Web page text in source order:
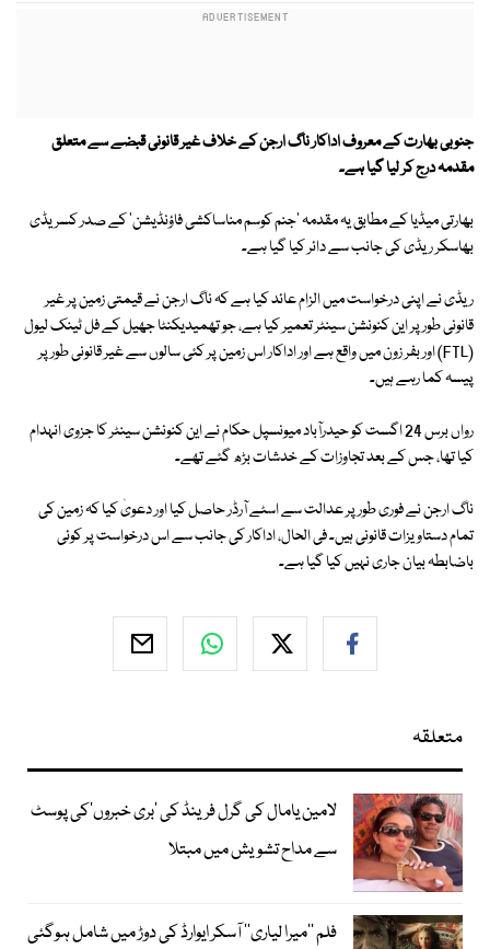
جنوبی بھارت کے معروف اداکار ناگ ارجن کے خلاف غیر قانونی قبضے سے متعلق
مقدمہ درج کر لیا گیا ہے۔
بھارتی میڈیا کے مطابق یہ مقدمہ 'جنم کوسم مناساکشی فاؤنڈیشن' کے صدر کسریڈی
بھاسکر ریڈی کی جانب سے دائر کیا گیا ہے۔
ریڈی نے اپنی درخواست میں الزام عائد کیا ہے کہ ناگ ارجن نے قیمتی زمین پر غیر
قانونی طور پر این کنونشن سینٹر تعمیر کیا ہے، جو تھمیدیکنٹا جھیل کے فل ٹینک لیول
(FTL) اور بفر زون میں واقع ہے اور اداکار اس زمین پر کئی سالوں سے غیر قانونی طور پر
پیسہ کما رہے ہیں۔
رواں برس 24 اگست کو حیدرآباد میونسپل حکام نے این کنونشن سینٹر کا جزوی انہدام
کیا تھا، جس کے بعد تجاوزات کے خدشات بڑھ گئے تھے۔
ناگ ارجن نے فوری طور پر عدالت سے اسٹے آرڈر حاصل کیا اور دعویٰ کیا کہ زمین کی
تمام دستاویزات قانونی ہیں۔ فی الحال، اداکار کی جانب سے اس درخواست پر کوئی
باضابطہ بیان جاری نہیں کیا گیا ہے۔
متعلقہ
لامین یامال کی گرل فرینڈ کی ’بری خبروں‘کی پوسٹ
سے مداح تشویش میں مبتلا
فلم ’’میرا لیاری‘‘ آسکر ایوارڈ کی دوڑ میں شامل ہوگئی